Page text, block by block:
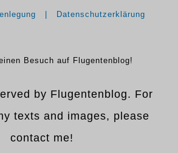
Datenschutzerklärung
Besuch auf Flugentenblog!
by Flugentenblog. For
texts and images, please
contact me!